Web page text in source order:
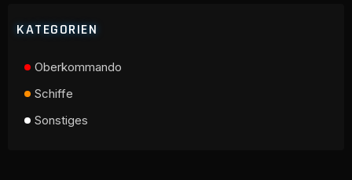
KATEGORIEN
Oberkommando
Schiffe
Sonstiges